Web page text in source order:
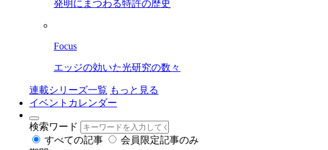
発明にまつわる特許の歴史
Focus
エッジの効いた光研究の数々
連載シリーズ一覧 もっと見る
イベントカレンダー
検索ワード
すべての記事
会員限定記事のみ